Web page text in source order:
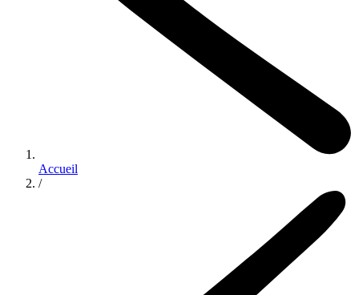
Accueil
/